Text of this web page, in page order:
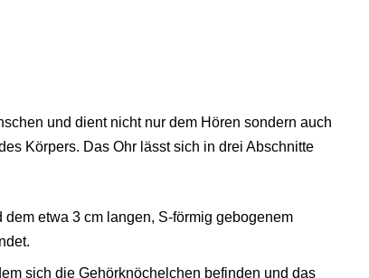
und dient nicht nur dem Hören sondern auch
Körpers. Das Ohr lässt sich in drei Abschnitte
etwa 3 cm langen, S-förmig gebogenem
sich die Gehörknöchelchen befinden und das